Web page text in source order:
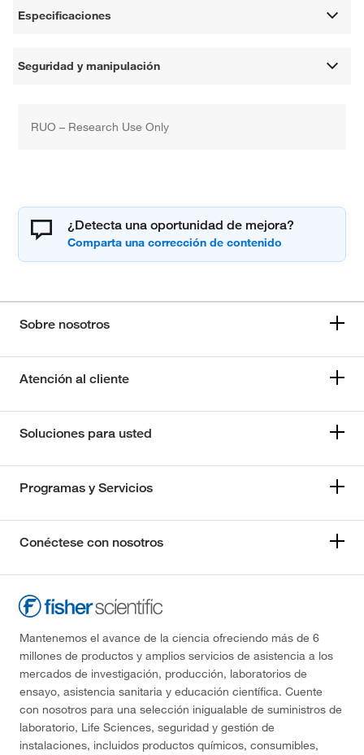
Especificaciones
Seguridad y manipulación
RUO – Research Use Only
¿Detecta una oportunidad de mejora?
Sobre nosotros
Atención al cliente
Soluciones para usted
Programas y Servicios
Conéctese con nosotros
Mantenemos el avance de la ciencia ofreciendo más de 6
millones de productos y amplios servicios de asistencia a los
mercados de investigación, producción, laboratorios de
ensayo, asistencia sanitaria y educación científica. Cuente
con nosotros para una selección inigualable de suministros de
laboratorio, Life Sciences, seguridad y gestión de
instalaciones, incluidos productos químicos, consumibles,